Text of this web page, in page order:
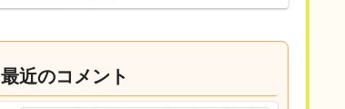
最近のコメント